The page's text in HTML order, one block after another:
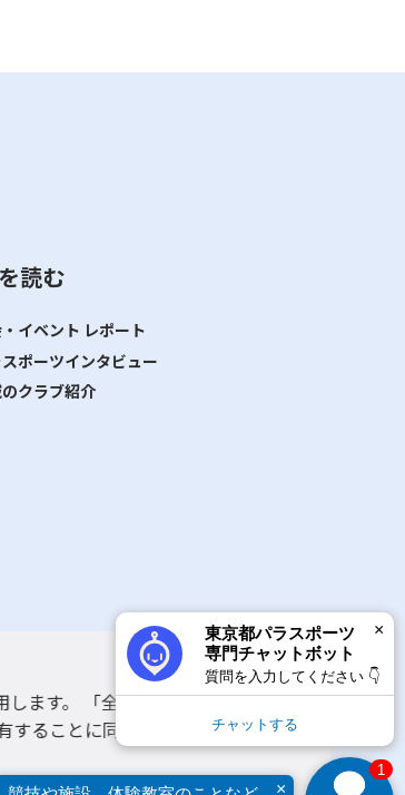
読む
イベント レポート
ポーツインタビュー
クラブ紹介
ます。 「全てのクッキーを許可す
することに同意いただいたものとみ
東京都パラスポーツ
専門チャットボット
質問を入力してください 👇
チャットする
×
×
1